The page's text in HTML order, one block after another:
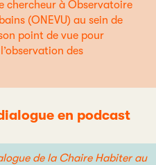
chercheur à Observatoire
(ONEVU) au sein de
point de vue pour
des
en podcast
de la Chaire Habiter au